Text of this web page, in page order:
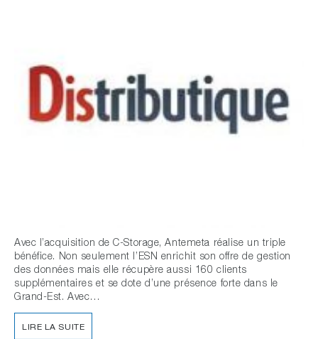
Avec l’acquisition de C-Storage, Antemeta réalise un triple
bénéfice. Non seulement l’ESN enrichit son offre de gestion
des données mais elle récupère aussi 160 clients
supplémentaires et se dote d’une présence forte dans le
Grand-Est. Avec…
LIRE LA SUITE